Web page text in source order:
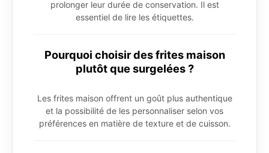
prolonger leur durée de conservation. Il est
essentiel de lire les étiquettes.
Pourquoi choisir des frites maison
plutôt que surgelées ?
Les frites maison offrent un goût plus authentique
et la possibilité de les personnaliser selon vos
préférences en matière de texture et de cuisson.